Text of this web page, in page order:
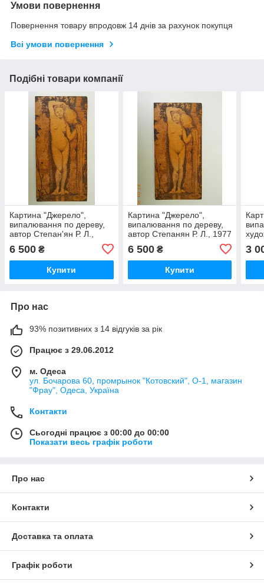
Умови повернення
Повернення товару впродовж 14 днів за рахунок покупця
Всі умови повернення
Подібні товари компанії
Картина "Джерело",
випалювання по дереву,
автор Степан'ян Р. Л.,
6 500 ₴
Купити
Картина "Джерело",
випалювання по дереву,
автор Степанян Р. Л., 1977
6 500₴
Купити
3
Про нас
93% позитивних з 14 відгуків за рік
Працює з 29.06.2012
м. Одеса
ул. Бочарова 60, промрынок "Котовский", О-1, магазин
"Фрау", Одеса, Україна
Контакти
Сьогодні працює з 00:00 до 00:00
Показати весь графік роботи
Про нас
Контакти
Доставка та оплата
Графік роботи